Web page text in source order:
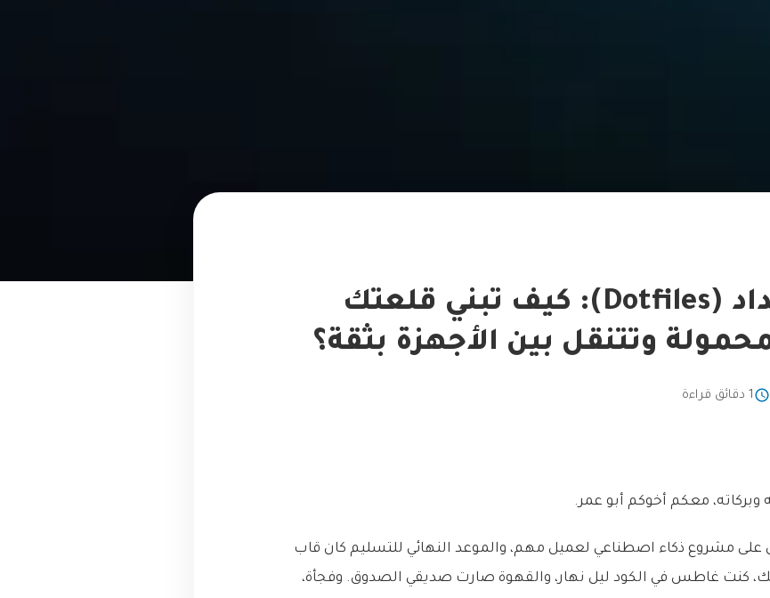
ملفات الإعداد (Dotfiles): كيف تبني قلعتك
وتتنقل بين الأجهزة بثقة؟
1 دقائق قراءة
وبركاته، معكم أخوكم أبو عمر.
مشروع ذكاء اصطناعي لعميل مهم، والموعد النهائي للتسليم كان قاب
كنت غاطس في الكود ليل نهار، والقهوة صارت صديقي الصدوق. وفجأة،